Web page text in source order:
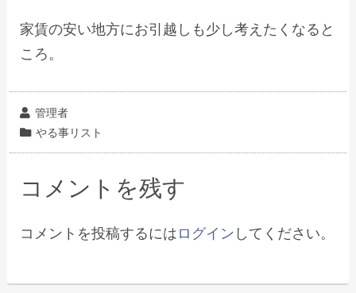
家賃の安い地方にお引越しも少し考えたくなると
ころ。
投
稿
者
管理者
カ
テ
リ
やる事リスト
コメントを残す
コメントを投稿するにはログイン してください。